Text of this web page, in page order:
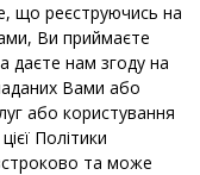
що реєструючись на
Ви приймаєте
даєте нам згоду на
Вами або
або користування
Політики
та може